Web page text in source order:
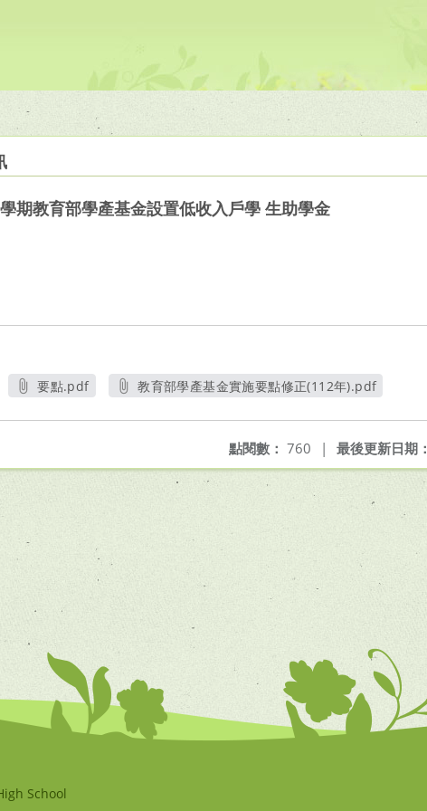
期教育部學產基金設置低收入戶學 生助學金
要點.pdf
教育部學產基金實施要點修正(112年).pdf
最後更新日期：
點閱數： 760 |
School